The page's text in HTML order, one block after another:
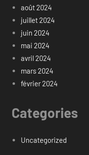
août 2024
juillet 2024
juin 2024
mai 2024
avril 2024
mars 2024
février 2024
Categories
Uncategorized